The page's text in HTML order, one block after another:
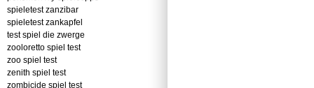
spieletest zanzibar
spieletest zankapfel
test spiel die zwerge
zooloretto spiel test
zoo spiel test
zenith spiel test
zombicide spiel test